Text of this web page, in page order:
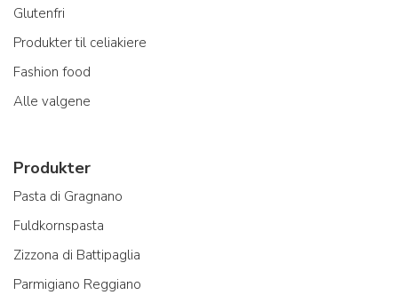
Glutenfri
Produkter til celiakiere
Fashion food
Alle valgene
Produkter
Pasta di Gragnano
Fuldkornspasta
Zizzona di Battipaglia
Parmigiano Reggiano